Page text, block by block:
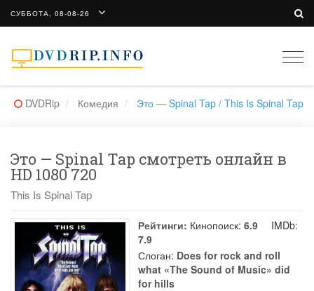
СУББОТА, 08-08-26
DVDRip Комедия Это — Spinal Tap / This Is Spinal Tap
Это — Spinal Tap смотреть онлайн в
HD 1080 720
This Is Spinal Tap
Рейтинги: Кинопоиск: 6.9
IMDb:
7.9
Слоган: Does for rock and roll
what «The Sound of Music» did
for hills